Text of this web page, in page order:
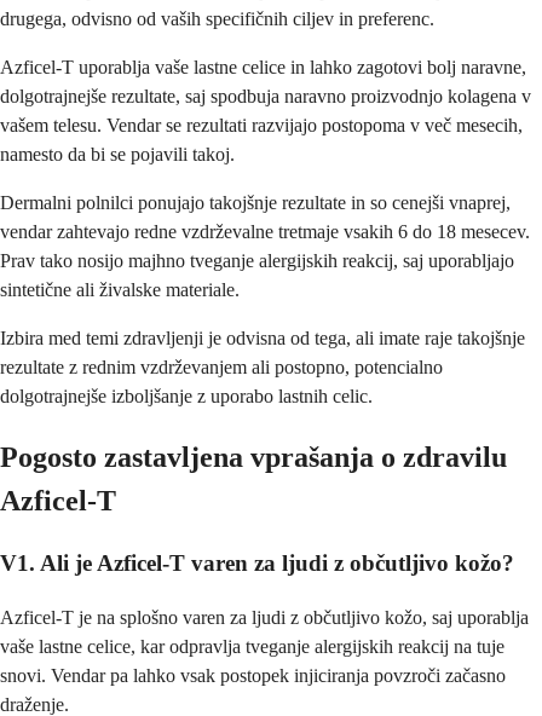
drugega, odvisno od vaših specifičnih ciljev in preferenc.
Azficel-T uporablja vaše lastne celice in lahko zagotovi bolj naravne,
dolgotrajnejše rezultate, saj spodbuja naravno proizvodnjo kolagena v
vašem telesu. Vendar se rezultati razvijajo postopoma v več mesecih,
namesto da bi se pojavili takoj.
Dermalni polnilci ponujajo takojšnje rezultate in so cenejši vnaprej,
vendar zahtevajo redne vzdrževalne tretmaje vsakih 6 do 18 mesecev.
Prav tako nosijo majhno tveganje alergijskih reakcij, saj uporabljajo
sintetične ali živalske materiale.
Izbira med temi zdravljenji je odvisna od tega, ali imate raje takojšnje
rezultate z rednim vzdrževanjem ali postopno, potencialno
dolgotrajnejše izboljšanje z uporabo lastnih celic.
Pogosto zastavljena vprašanja o zdravilu
Azficel-T
V1. Ali je Azficel-T varen za ljudi z občutljivo kožo?
Azficel-T je na splošno varen za ljudi z občutljivo kožo, saj uporablja
vaše lastne celice, kar odpravlja tveganje alergijskih reakcij na tuje
snovi. Vendar pa lahko vsak postopek injiciranja povzroči začasno
draženje.